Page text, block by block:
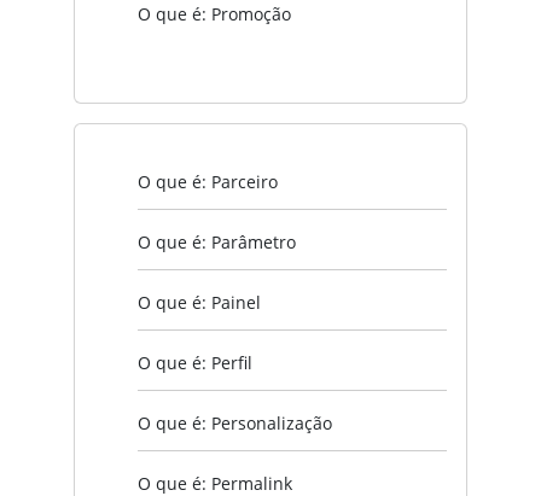
O que é: Promoção
O que é: Parceiro
O que é: Parâmetro
O que é: Painel
O que é: Perfil
O que é: Personalização
O que é: Permalink